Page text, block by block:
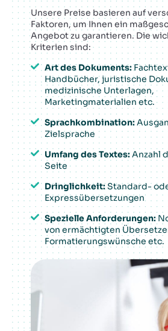
Unsere Preise basieren auf
Faktoren, um Ihnen ein
Angebot zu garantieren. Die
Kriterien sind:
Art des Dokuments:
Handbücher, juristische
medizinische Unterlagen,
Marketingmaterialien etc.
Sprachkombination:
Zielsprache
Umfang des Textes:Anzahl
Seite
Dringlichkeit:Standard-
Expressübersetzungen
Spezielle Anforderungen:
von ermächtigten
Formatierungswünsche etc.